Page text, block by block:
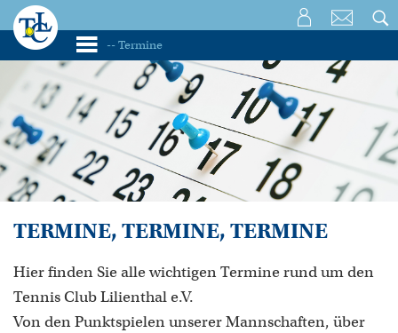
TERMINE, TERMINE, TERMINE
Hier finden Sie alle wichtigen Termine rund um den
Tennis Club Lilienthal e.V.
Von den Punktspielen unserer Mannschaften, über